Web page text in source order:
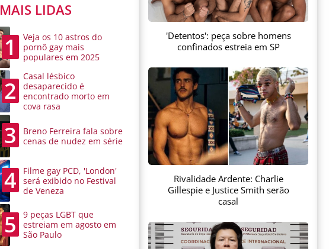
MAIS LIDAS
1
Veja os 10 astros do
pornô gay mais
populares em 2025
2
Casal lésbico
desaparecido é
encontrado morto em
cova rasa
3
Breno Ferreira fala sobre
cenas de nudez em série
4
Filme gay PCD, 'London'
será exibido no Festival
de Veneza
5
9 peças LGBT que
estreiam em agosto em
São Paulo
'Detentos': peça sobre homens
confinados estreia em SP
Rivalidade Ardente: Charlie
Gillespie e Justice Smith serão
casal